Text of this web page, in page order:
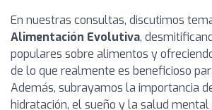
En nuestras consultas, discutimos
Alimentación Evolutiva,
populares sobre alimentos y
de lo que realmente es beneficioso
Además, subrayamos la importancia
hidratación, el sueño y la salud